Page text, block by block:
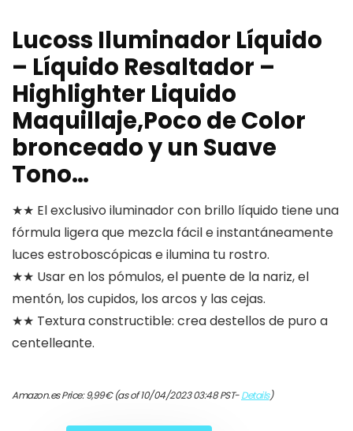
Lucoss Iluminador Líquido
– Líquido Resaltador –
Highlighter Liquido
Maquillaje,Poco de Color
bronceado y un Suave
Tono…
★★ El exclusivo iluminador con brillo líquido tiene una
fórmula ligera que mezcla fácil e instantáneamente
luces estroboscópicas e ilumina tu rostro.
★★ Usar en los pómulos, el puente de la nariz, el
mentón, los cupidos, los arcos y las cejas.
★★ Textura constructible: crea destellos de puro a
centelleante.
Amazon.es Price:9,99€(as of 10/04/2023 03:48 PST-Details)